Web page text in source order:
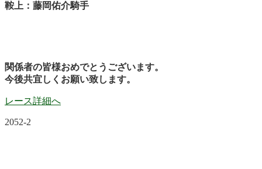
鞍上：藤岡佑介騎手
関係者の皆様おめでとうございます。
今後共宜しくお願い致します。
レース詳細へ
2052-2